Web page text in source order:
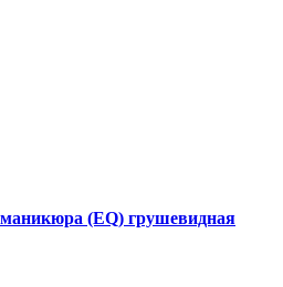
(EQ) грушевидная